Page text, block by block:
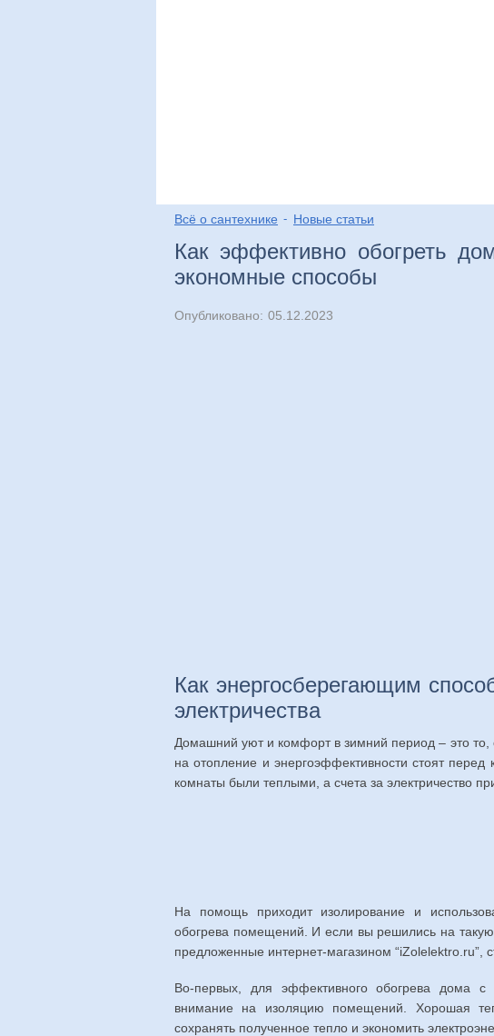
Всё о сантехнике Новые статьи
Как эффективно обогреть
экономные способы
Опубликовано: 05.12.2023
Как энергосберегающим
электричества
Домашний уют и комфорт в зимний период – это
на отопление и энергоэффективности стоят
комнаты были теплыми, а счета за электричество
На помощь приходит изолирование и
обогрева помещений. И если вы решились на
предложенные интернет-магазином
Во-первых, для эффективного обогрева дома с
внимание на изоляцию помещений. Хорошая
сохранять полученное тепло и экономить